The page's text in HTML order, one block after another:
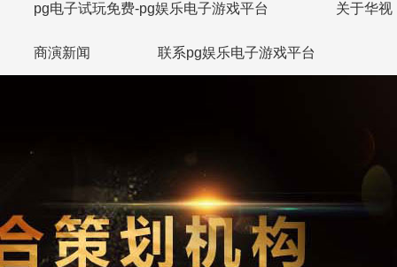
pg电子试玩免费-pg娱乐电子游戏平台 关于华视
商演新闻 联系pg娱乐电子游戏平台